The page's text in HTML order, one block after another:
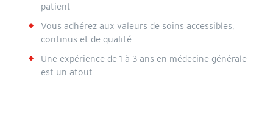
patient
Vous adhérez aux valeurs de soins accessibles,
continus et de qualité
Une expérience de 1 à 3 ans en médecine générale
est un atout